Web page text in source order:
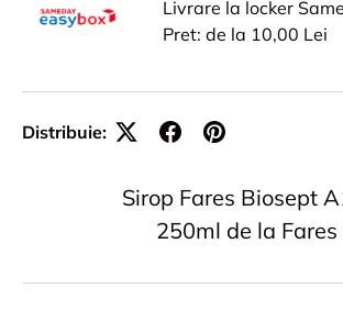
Livrare la locker
Pret: de la 10,00 Lei
Distribuie:
Sirop Fares Biosept
250ml de la Fares